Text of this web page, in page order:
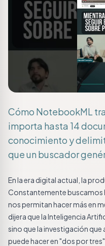
Cómo NotebookML
importa hasta 14
conocimiento y
que un buscador
En la era digital actual, la
Constantemente buscamos
nos permitan hacer más en
dijera que la Inteligencia
sino que la investigación
puede hacer en "dos por